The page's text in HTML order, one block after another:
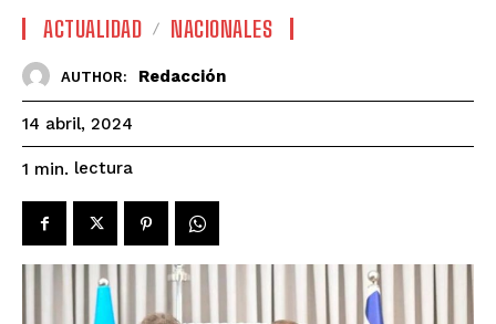
ACTUALIDAD NACIONALES
AUTHOR: Redacción
14 abril, 2024
1 min. lectura